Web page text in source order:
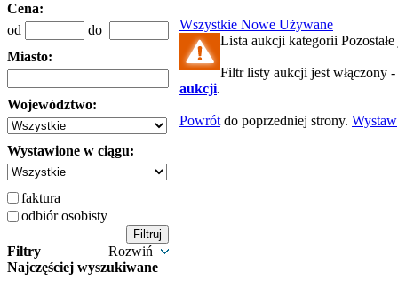
Cena:
od
do
Miasto:
Województwo:
Wystawione w ciągu:
faktura
odbiór osobisty
Filtry
Rozwiń
Najczęściej wyszukiwane
Wszystkie Nowe Używane
Lista aukcji kategorii Pozostałe
Filtr listy aukcji jest włączony -
aukcji.
Powrót do poprzedniej strony. Wystaw